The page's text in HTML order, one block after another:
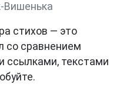
Вишенька
стихов — это
со сравнением
ссылками, текстами